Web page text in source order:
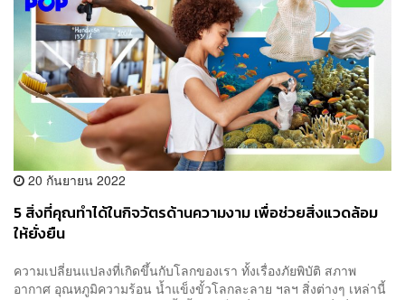
20 กันยายน 2022
5 สิ่งที่คุณทำได้ในกิจวัตรด้านความงาม เพื่อช่วยสิ่งแวดล้อม
ให้ยั่งยืน
ความเปลี่ยนแปลงที่เกิดขึ้นกับโลกของเรา ทั้งเรื่องภัยพิบัติ สภาพ
อากาศ อุณหภูมิความร้อน น้ำแข็งขั้วโลกละลาย ฯลฯ สิ่งต่างๆ เหล่านี้